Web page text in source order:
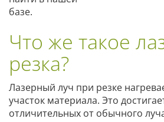
базе.
Что же такое
резка?
Лазерный луч при резке
участок материала. Это
отличительных от обычного